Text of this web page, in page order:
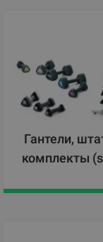
Гантели,
комплекты